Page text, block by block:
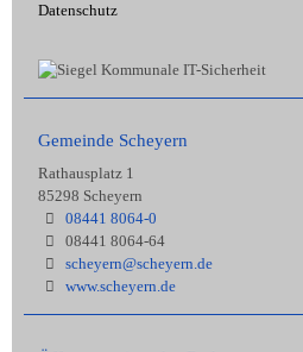
Datenschutz
Gemeinde Scheyern
Rathausplatz 1
85298 Scheyern
08441 8064-0
08441 8064-64
scheyern@scheyern.de
www.scheyern.de